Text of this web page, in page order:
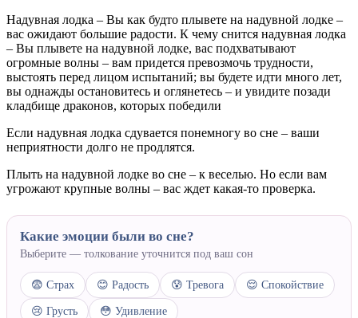
Надувная лодка – Вы как будто плывете на надувной лодке –
вас ожидают большие радости. К чему снится надувная лодка
– Вы плывете на надувной лодке, вас подхватывают
огромные волны – вам придется превозмочь трудности,
выстоять перед лицом испытаний; вы будете идти много лет,
вы однажды остановитесь и оглянетесь – и увидите позади
кладбище драконов, которых победили
Если надувная лодка сдувается понемногу во сне – ваши
неприятности долго не продлятся.
Плыть на надувной лодке во сне – к веселью. Но если вам
угрожают крупные волны – вас ждет какая-то проверка.
Какие эмоции были во сне?
Выберите — толкование уточнится под ваш сон
😨 Страх 😊 Радость 😰 Тревога 😌 Спокойствие
😢 Грусть 😳 Удивление